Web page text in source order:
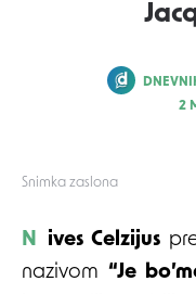
Snimka zaslona
POSTED
2
Nives Celzijus
nazivom “Je